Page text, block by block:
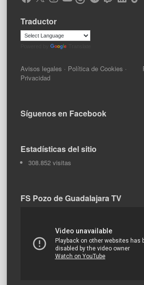
Traductor
Avisos legales · Política de Cookies ·
Privacidad
Síguenos en Facebook
Estadísticas del sitio
308.852 visitas
FS Pozo de Guadalajara TV